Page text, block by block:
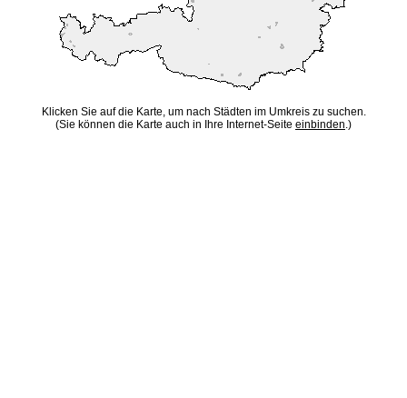
Klicken Sie auf die Karte, um nach Städten im Umkreis zu suchen.
(Sie können die Karte auch in Ihre Internet-Seite einbinden.)